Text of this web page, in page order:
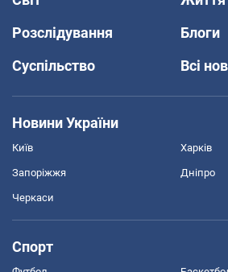
Розслідування
Блоги
Суспільство
Всі
Новини України
Київ Харків
Запоріжжя Дніпро
Черкаси
Спорт